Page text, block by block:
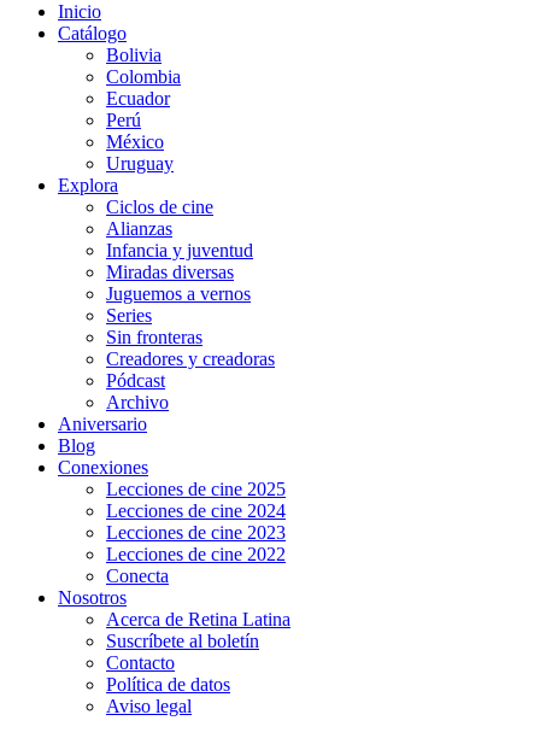
Inicio
Catálogo
Bolivia
Colombia
Ecuador
Perú
México
Uruguay
Explora
Ciclos de cine
Alianzas
Infancia y juventud
Miradas diversas
Juguemos a vernos
Series
Sin fronteras
Creadores y creadoras
Pódcast
Archivo
Aniversario
Blog
Conexiones
Lecciones de cine 2025
Lecciones de cine 2024
Lecciones de cine 2023
Lecciones de cine 2022
Conecta
Nosotros
Acerca de Retina Latina
Suscríbete al boletín
Contacto
Política de datos
Aviso legal